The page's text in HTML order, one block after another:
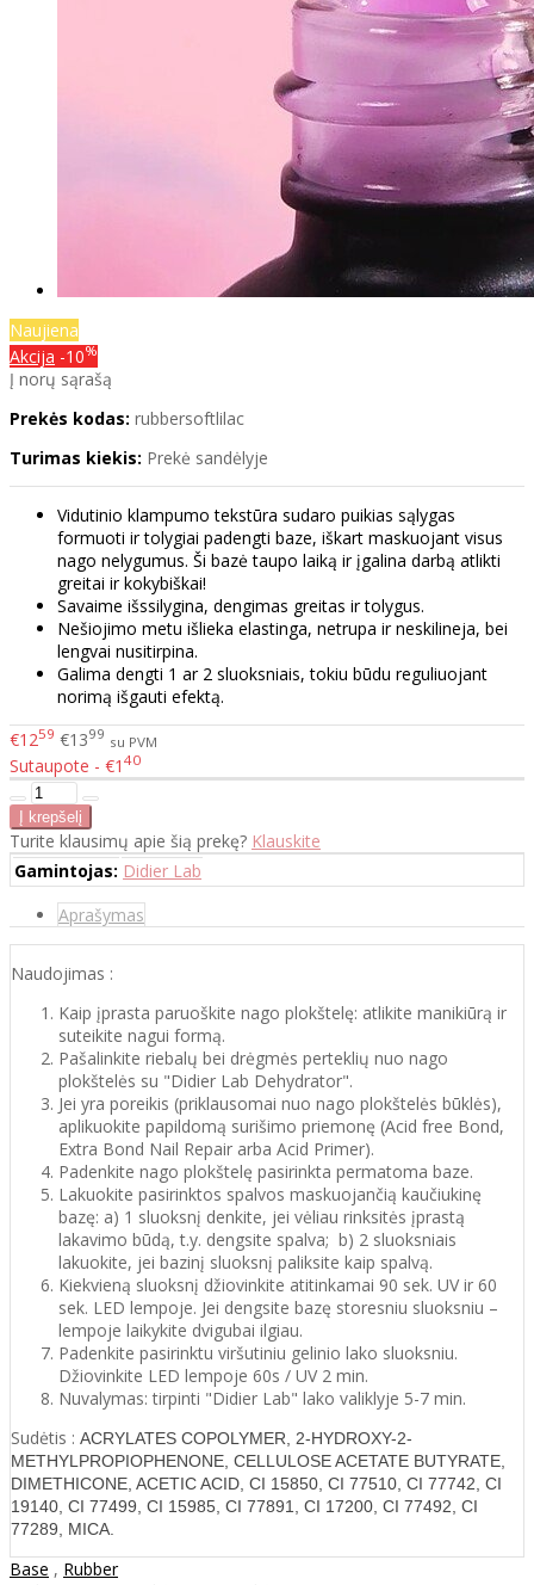
Naujiena
Akcija -10%
Į norų sąrašą
Prekės kodas: rubbersoftlilac
Turimas kiekis: Prekė sandėlyje
Vidutinio klampumo tekstūra sudaro puikias sąlygas
formuoti ir tolygiai padengti baze, iškart maskuojant visus
nago nelygumus. Ši bazė taupo laiką ir įgalina darbą atlikti
greitai ir kokybiškai!
Savaime išssilygina, dengimas greitas ir tolygus.
Nešiojimo metu išlieka elastinga, netrupa ir neskilineja, bei
lengvai nusitirpina.
Galima dengti 1 ar 2 sluoksniais, tokiu būdu reguliuojant
norimą išgauti efektą.
€1259 €1399 su PVM
Sutaupote - €1 40
Turite klausimų apie šią prekę? Klauskite
Gamintojas: Didier Lab
Aprašymas
Naudojimas :
Kaip įprasta paruoškite nago plokštelę: atlikite manikiūrą ir
suteikite nagui formą.
Pašalinkite riebalų bei drėgmės perteklių nuo nago
plokštelės su "Didier Lab Dehydrator".
Jei yra poreikis (priklausomai nuo nago plokštelės būklės),
aplikuokite papildomą surišimo priemonę (Acid free Bond,
Extra Bond Nail Repair arba Acid Primer).
Padenkite nago plokštelę pasirinkta permatoma baze.
Lakuokite pasirinktos spalvos maskuojančią kaučiukinę
bazę: a) 1 sluoksnį denkite, jei vėliau rinksitės įprastą
lakavimo būdą, t.y. dengsite spalva; b) 2 sluoksniais
lakuokite, jei bazinį sluoksnį paliksite kaip spalvą.
Kiekvieną sluoksnį džiovinkite atitinkamai 90 sek. UV ir 60
sek. LED lempoje. Jei dengsite bazę storesniu sluoksniu –
lempoje laikykite dvigubai ilgiau.
Padenkite pasirinktu viršutiniu gelinio lako sluoksniu.
Džiovinkite LED lempoje 60s / UV 2 min.
Nuvalymas: tirpinti "Didier Lab" lako valiklyje 5-7 min.
Sudėtis : ACRYLATES COPOLYMER, 2-HYDROXY-2-
METHYLPROPIOPHENONE, CELLULOSE ACETATE BUTYRATE,
DIMETHICONE, ACETIC ACID, CI 15850, CI 77510, CI 77742, CI
19140, CI 77499, CI 15985, CI 77891, CI 17200, CI 77492, CI
77289, MICA.
Base , Rubber